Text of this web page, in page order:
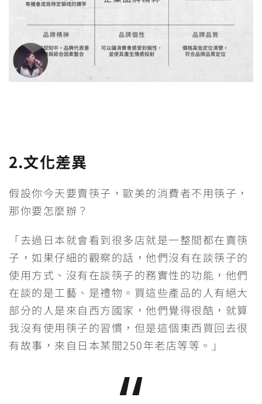
2.文化差異
假設你今天要賣筷子，歐美的消費者不用筷子，
那你要怎麼辦？
「去過日本就會看到很多店就是一整間都在賣筷
子，如果仔細的觀察的話，他們沒有在談筷子的
使用方式、沒有在談筷子的務實性的功能，他們
在談的是工藝、是禮物。買這些產品的人有絕大
部分的人是來自西方國家，他們覺得很酷，就算
我沒有使用筷子的習慣，但是這個東西買回去很
有故事，來自日本某間250年老店等等。」